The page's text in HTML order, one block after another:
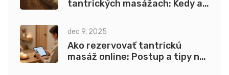
tantrických masážach: Kedy a
dec 9, 2025
Ako rezervovať tantrickú
masáž online: Postup a tipy na